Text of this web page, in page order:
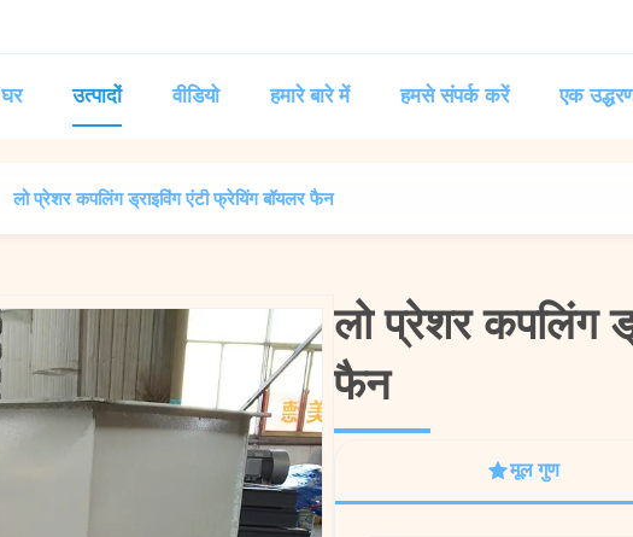
घर उत्पादों वीडियो हमारे बारे में हमसे संपर्क करें एक
लो प्रेशर कपलिंग ड्राइविंग एंटी फ्रेयिंग बॉयलर फैन
लो प्रेशर कपलिंग
फैन
लो प्रेशर कपलिंग
फैन
मूल गुण